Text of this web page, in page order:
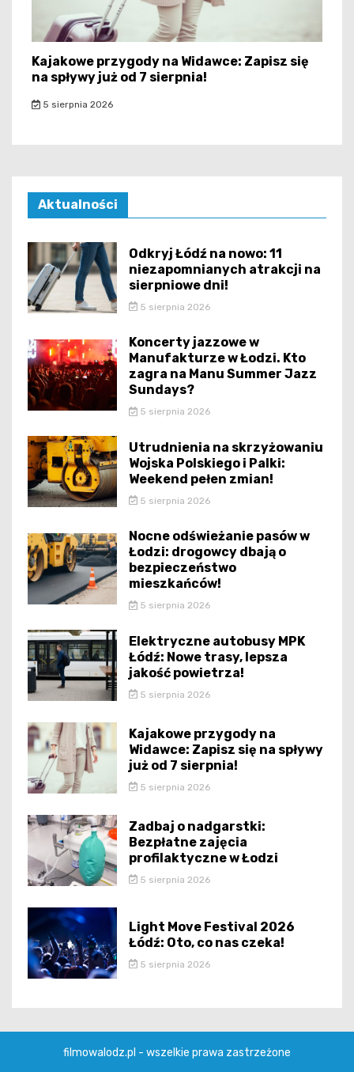
Kajakowe przygody na Widawce: Zapisz się
na spływy już od 7 sierpnia!
5 sierpnia 2026
Aktualności
Odkryj Łódź na nowo: 11
niezapomnianych atrakcji na
sierpniowe dni!
5 sierpnia 2026
Koncerty jazzowe w
Manufakturze w Łodzi. Kto
zagra na Manu Summer Jazz
Sundays?
5 sierpnia 2026
Utrudnienia na skrzyżowaniu
Wojska Polskiego i Palki:
Weekend pełen zmian!
5 sierpnia 2026
Nocne odświeżanie pasów w
Łodzi: drogowcy dbają o
bezpieczeństwo
mieszkańców!
5 sierpnia 2026
Elektryczne autobusy MPK
Łódź: Nowe trasy, lepsza
jakość powietrza!
5 sierpnia 2026
Kajakowe przygody na
Widawce: Zapisz się na spływy
już od 7 sierpnia!
5 sierpnia 2026
Zadbaj o nadgarstki:
Bezpłatne zajęcia
profilaktyczne w Łodzi
5 sierpnia 2026
Light Move Festival 2026
Łódź: Oto, co nas czeka!
5 sierpnia 2026
filmowalodz.pl - wszelkie prawa zastrzeżone